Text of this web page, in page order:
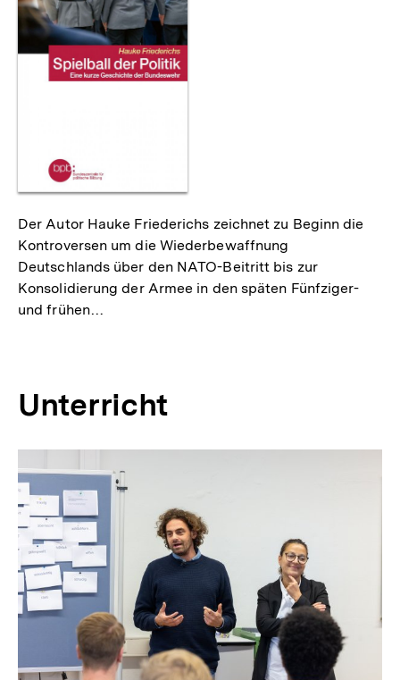
Der Autor Hauke Friederichs zeichnet zu Beginn die
Kontroversen um die Wiederbewaffnung
Deutschlands über den NATO-Beitritt bis zur
Konsolidierung der Armee in den späten Fünfziger-
und frühen…
Unterricht